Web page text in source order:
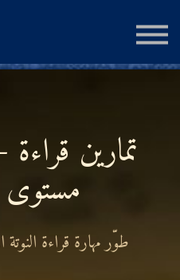
تسجيل تمارين
.طوّر مهارة قراءة